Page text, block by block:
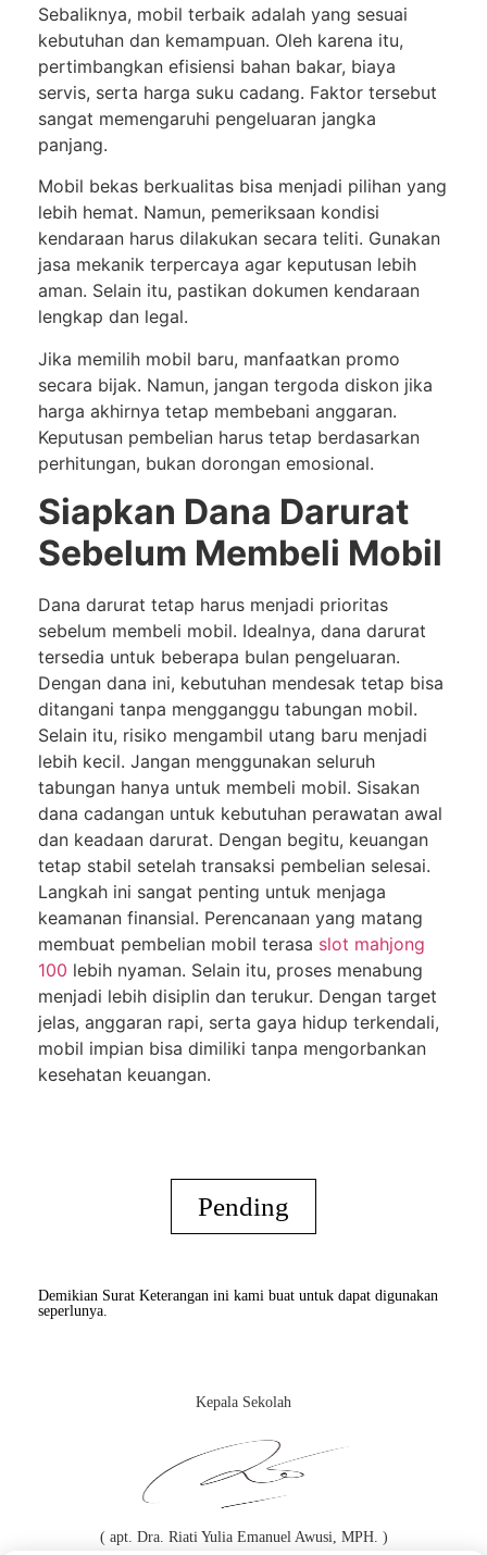
Sebaliknya, mobil terbaik adalah yang sesuai
kebutuhan dan kemampuan. Oleh karena itu,
pertimbangkan efisiensi bahan bakar, biaya
servis, serta harga suku cadang. Faktor tersebut
sangat memengaruhi pengeluaran jangka
panjang.
Mobil bekas berkualitas bisa menjadi pilihan yang
lebih hemat. Namun, pemeriksaan kondisi
kendaraan harus dilakukan secara teliti. Gunakan
jasa mekanik terpercaya agar keputusan lebih
aman. Selain itu, pastikan dokumen kendaraan
lengkap dan legal.
Jika memilih mobil baru, manfaatkan promo
secara bijak. Namun, jangan tergoda diskon jika
harga akhirnya tetap membebani anggaran.
Keputusan pembelian harus tetap berdasarkan
perhitungan, bukan dorongan emosional.
Siapkan Dana Darurat
Sebelum Membeli Mobil
Dana darurat tetap harus menjadi prioritas
sebelum membeli mobil. Idealnya, dana darurat
tersedia untuk beberapa bulan pengeluaran.
Dengan dana ini, kebutuhan mendesak tetap bisa
ditangani tanpa mengganggu tabungan mobil.
Selain itu, risiko mengambil utang baru menjadi
lebih kecil. Jangan menggunakan seluruh
tabungan hanya untuk membeli mobil. Sisakan
dana cadangan untuk kebutuhan perawatan awal
dan keadaan darurat. Dengan begitu, keuangan
tetap stabil setelah transaksi pembelian selesai.
Langkah ini sangat penting untuk menjaga
keamanan finansial. Perencanaan yang matang
membuat pembelian mobil terasa slot mahjong
100 lebih nyaman. Selain itu, proses menabung
menjadi lebih disiplin dan terukur. Dengan target
jelas, anggaran rapi, serta gaya hidup terkendali,
mobil impian bisa dimiliki tanpa mengorbankan
kesehatan keuangan.
Pending
Demikian Surat Keterangan ini kami buat untuk dapat digunakan
seperlunya.
Kepala Sekolah
( apt. Dra. Riati Yulia Emanuel Awusi, MPH. )